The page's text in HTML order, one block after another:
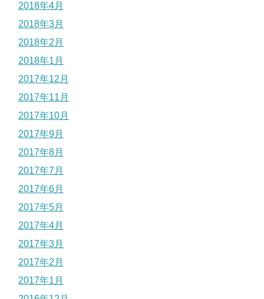
2018年4月
2018年3月
2018年2月
2018年1月
2017年12月
2017年11月
2017年10月
2017年9月
2017年8月
2017年7月
2017年6月
2017年5月
2017年4月
2017年3月
2017年2月
2017年1月